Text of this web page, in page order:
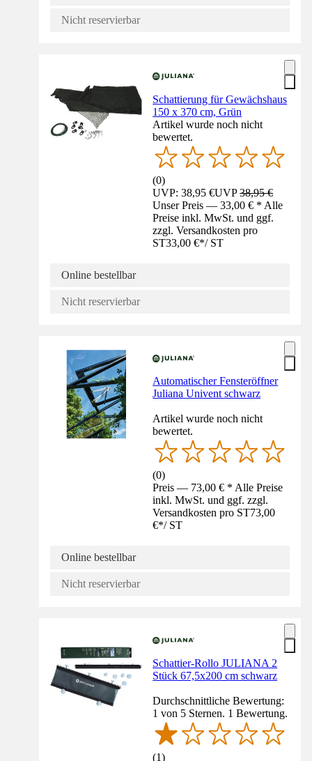
Nicht reservierbar
Schattierung für Gewächshaus
150 x 370 cm, Grün
Artikel wurde noch nicht
bewertet.
(0)
UVP: 38,95 €UVP38,95 €
Unser Preis — 33,00 € * Alle
Preise inkl. MwSt. und ggf.
zzgl. Versandkosten pro
ST33,00 €*/ ST
Online bestellbar
Nicht reservierbar
Automatischer Fensteröffner
Juliana Univent schwarz
Artikel wurde noch nicht
bewertet.
(0)
Preis — 73,00 € * Alle Preise
inkl. MwSt. und ggf. zzgl.
Versandkosten pro ST73,00
€*/ ST
Online bestellbar
Nicht reservierbar
Schattier-Rollo JULIANA 2
Stück 67,5x200 cm schwarz
Durchschnittliche Bewertung:
1 von 5 Sternen. 1 Bewertung.
(1)